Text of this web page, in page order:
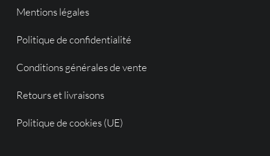
Mentions légales
Politique de confidentialité
Conditions générales de vente
Retours et livraisons
Politique de cookies (UE)